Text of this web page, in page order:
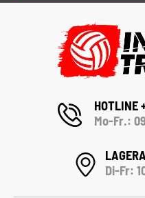
HOTLINE
Mo-Fr.:
Di-Fr: